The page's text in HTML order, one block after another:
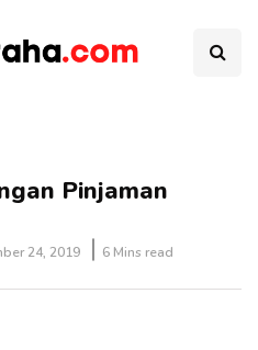
Pinjaman
24, 2019 6 Mins read